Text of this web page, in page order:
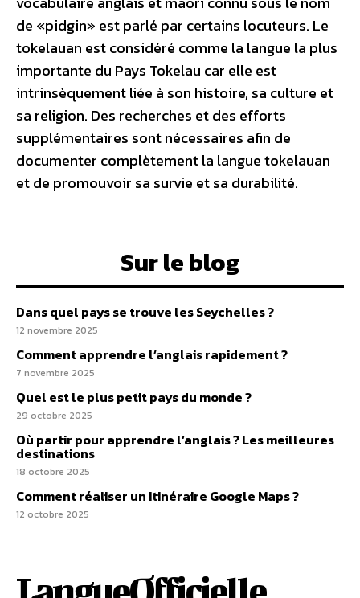
de «pidgin» est parlé par certains locuteurs. Le
tokelauan est considéré comme la langue la plus
importante du Pays Tokelau car elle est
intrinsèquement liée à son histoire, sa culture et
sa religion. Des recherches et des efforts
supplémentaires sont nécessaires afin de
documenter complètement la langue tokelauan
et de promouvoir sa survie et sa durabilité.
Sur le blog
Dans quel pays se trouve les Seychelles ?
12 novembre 2025
Comment apprendre l’anglais rapidement ?
7 novembre 2025
Quel est le plus petit pays du monde ?
29 octobre 2025
Où partir pour apprendre l’anglais ? Les meilleures
destinations
18 octobre 2025
Comment réaliser un itinéraire Google Maps ?
12 octobre 2025
LangueOfficielle